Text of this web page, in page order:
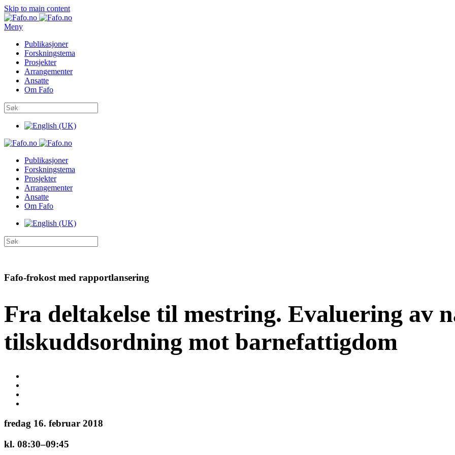
Skip to main content
Meny
Publikasjoner
Forskningstema
Prosjekter
Arrangementer
Ansatte
Om Fafo
Publikasjoner
Forskningstema
Prosjekter
Arrangementer
Ansatte
Om Fafo
Fafo-frokost med rapportlansering
Fra deltakelse til mestring. Evaluering av
tilskuddsordning mot barnefattigdom
fredag 16. februar 2018
kl. 08:30–09:45